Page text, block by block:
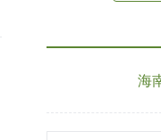
海